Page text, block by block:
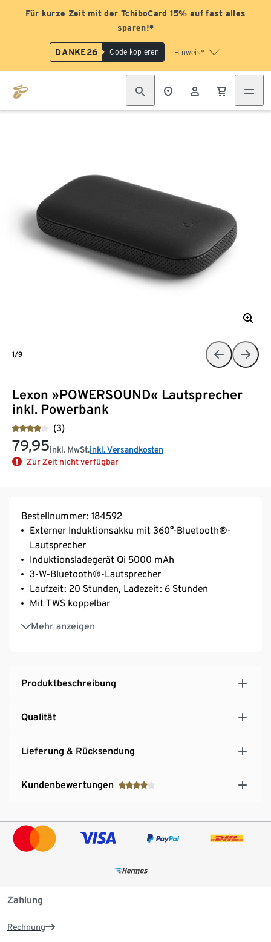
Für kurze Zeit mit der TchiboCard 15% auf fast alles
sparen!*
DANKE26 Code kopieren Hinweis*
Lexon »POWERSOUND« Lautsprecher
inkl. Powerbank
(3)
79,95inkl. MwSt.inkl. Versandkosten
Zur Zeit nicht verfügbar
1/9
Bestellnummer: 184592
Externer Induktionsakku mit 360°-Bluetooth®-
Lautsprecher
Induktionsladegerät Qi 5000 mAh
3-W-Bluetooth®-Lautsprecher
Laufzeit: 20 Stunden, Ladezeit: 6 Stunden
Mit TWS koppelbar
Mehr anzeigen
Kann auch via Qi kabellos aufgeladen werden
Produktbeschreibung
Qualität
Lieferung & Rücksendung
Kundenbewertungen
Zahlung
Rechnung